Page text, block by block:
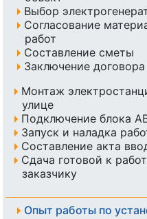
Выбор
Согласование
работ
Составление сметы
Заключение договора
Монтаж
улице
Подключение блока
Запуск и наладка
Составление акта
Сдача готовой к
заказчику
Опыт работы по